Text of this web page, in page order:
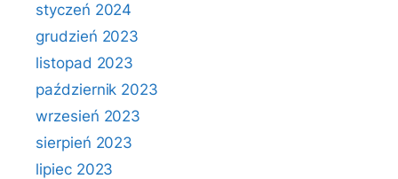
styczeń 2024
grudzień 2023
listopad 2023
październik 2023
wrzesień 2023
sierpień 2023
lipiec 2023